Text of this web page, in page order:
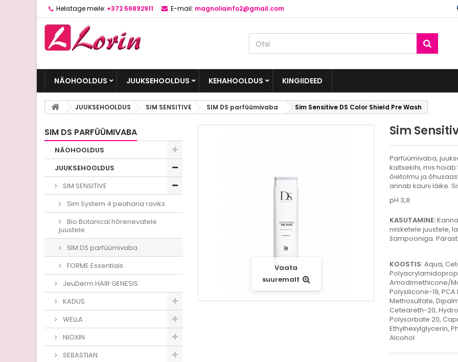
Helistage meile: +372 56892911 E-mail: magnoliainfo2@gmail.com
NÄOHOOLDUS JUUKSEHOOLDUS KEHAHOOLDUS KINGIIDEED
JUUKSEHOOLDUS SIM SENSITIVE SIM DS parfüümivaba Sim Sensitive DS Color Shield Pre Wash
SIM DS PARFÜÜMIVABA
NÄOHOOLDUS
JUUKSEHOOLDUS
SIM SENSITIVE
Sim System 4 peahana raviks
Bio Botanical hõrenevatele
juustele
SIM DS parfüümivaba
FORME Essentials
JeuDerm HAIR GENESIS
KADUS
WELLA
NIOXIN
SEBASTIAN
Vaata
suuremalt
Sim
Parfüümivaba,
kaitsekihi, mis
õietolmu ja
annab kauni läike.
pH 3,8
KASUTAMINE:
niisketele juustele,
šampooniga.
KOOSTIS:Aqua,
Amodimethicone/
Polysilicone-19,
Methosulfate,
Ceteareth-20,
Polysorbate 20,
Ethylhexylglycerin,
Alcohol